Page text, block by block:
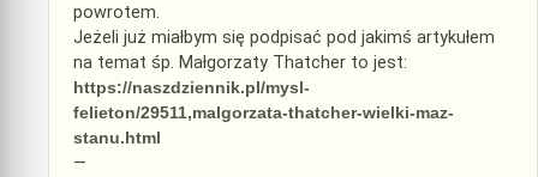
powrotem.
Jeżeli już miałbym się podpisać pod jakimś artykułem
na temat śp. Małgorzaty Thatcher to jest:
https://naszdziennik.pl/mysl-
felieton/29511,malgorzata-thatcher-wielki-maz-
stanu.html
—